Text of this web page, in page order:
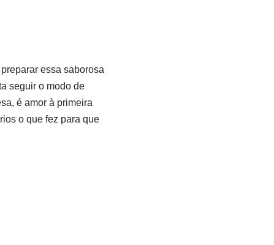
essa saborosa
seguir o modo de
é amor à primeira
o que fez para que